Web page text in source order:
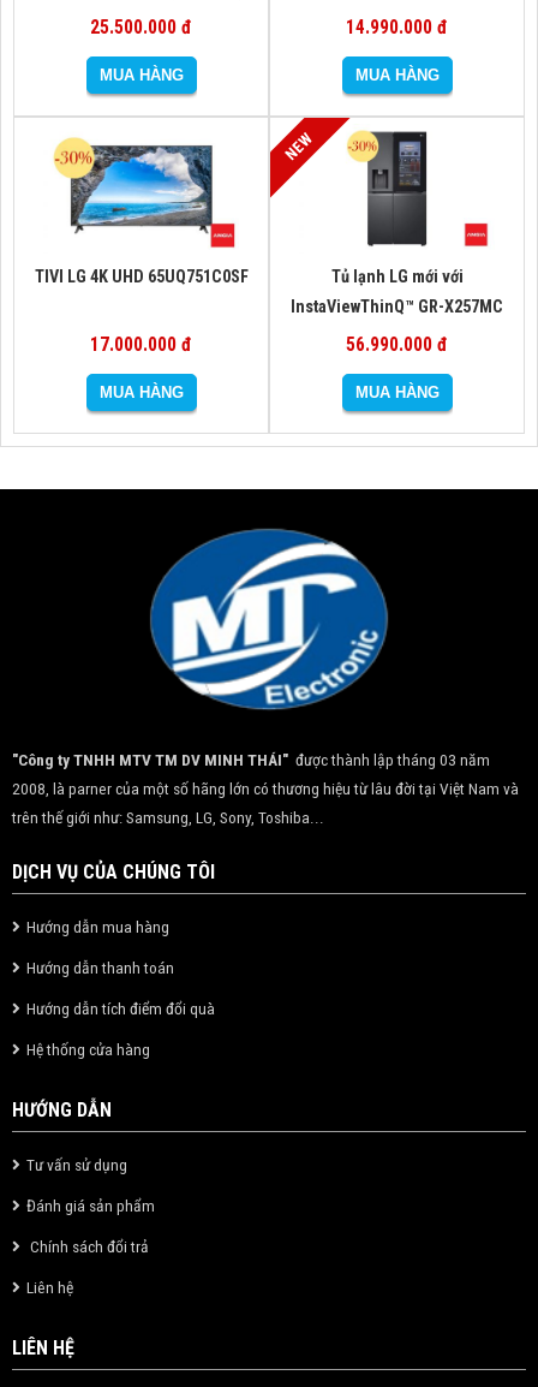
25.500.000 đ 14.990.000 đ
TIVI LG 4K UHD 65UQ751C0SF
17.000.000 đ
Tủ lạnh LG mới với
InstaViewThinQ™ GR-X257MC
56.990.000 đ
"Công ty TNHH MTV TM DV MINH THÁI" được thành lập tháng 03 năm
2008, là parner của một số hãng lớn có thương hiệu từ lâu đời tại Việt Nam và
trên thế giới như: Samsung, LG, Sony, Toshiba...
DỊCH VỤ CỦA CHÚNG TÔI
Hướng dẫn mua hàng
Hướng dẫn thanh toán
Hướng dẫn tích điểm đổi quà
Hệ thống cửa hàng
HƯỚNG DẪN
Tư vấn sử dụng
Đánh giá sản phẩm
Chính sách đổi trả
Liên hệ
LIÊN HỆ